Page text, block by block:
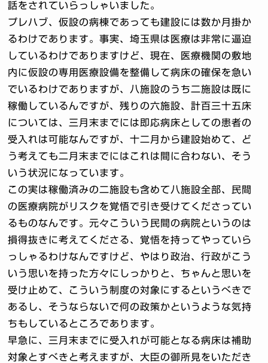
話をされていらっしゃいました。
プレハブ、仮設の病棟であっても建設には数か月掛か
るわけであります。事実、埼玉県は医療は非常に逼迫
しているわけでありますけど、現在、医療機関の敷地
内に仮設の専用医療設備を整備して病床の確保を急い
でいるわけでありますが、八施設のうち二施設は既に
稼働しているんですが、残りの六施設、計百三十五床
については、三月末までには即応病床としての患者の
受入れは可能なんですが、十二月から建設始めて、ど
う考えても二月末までにはこれは間に合わない、そう
いう状況になっています。
この実は稼働済みの二施設も含めて八施設全部、民間
の医療病院がリスクを覚悟で引き受けてくださってい
るものなんです。元々こういう民間の病院というのは
損得抜きに考えてくださる、覚悟を持ってやっていら
っしゃるわけなんですけど、やはり政治、行政がこう
いう思いを持った方々にしっかりと、ちゃんと思いを
受け止めて、こういう制度の対象にするというべきで
あるし、そうならないで何の政策かというような気持
ちもしているところであります。
早急に、三月末までに受入れが可能となる病床は補助
対象とすべきと考えますが、大臣の御所見をいただき